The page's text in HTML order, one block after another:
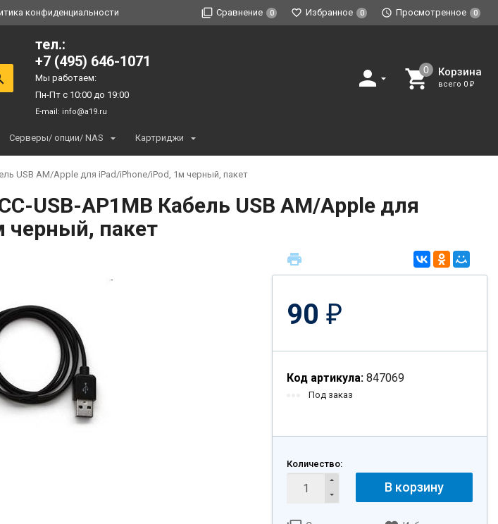
конфиденциальности Сравнение 0 Избранное 0 Просмотренное 0
тел.:
+7 (495) 646-1071
Мы работаем:
Пн-Пт с 10:00 до 19:00
E-mail: info@a19.ru
Корзина
всего 0 ₽
Серверы/ опции/ NAS Картриджи
USB AM/Apple для iPad/iPhone/iPod, 1м черный, пакет
USB-AP1MB Кабель USB AM/Apple для
черный, пакет
90 ₽
Код артикула: 847069
Под заказ
Количество:
В корзину